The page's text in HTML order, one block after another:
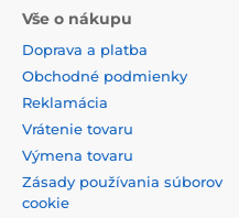
Vše o nákupu
Doprava a platba
Obchodné podmienky
Reklamácia
Vrátenie tovaru
Výmena tovaru
Zásady používania súborov
cookie